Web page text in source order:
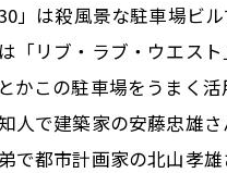
」は殺風景な駐車場ビ
「リブ・ラブ・ウエス
かこの駐車場をうまく
人で建築家の安藤忠雄
で都市計画家の北山孝